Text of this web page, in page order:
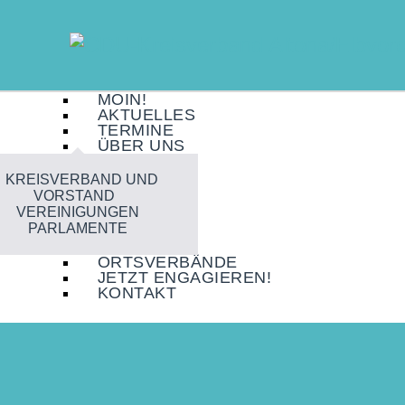
MOIN!
AKTUELLES
TERMINE
ÜBER UNS
KREISVERBAND UND
VORSTAND
VEREINIGUNGEN
PARLAMENTE
ORTSVERBÄNDE
JETZT ENGAGIEREN!
KONTAKT